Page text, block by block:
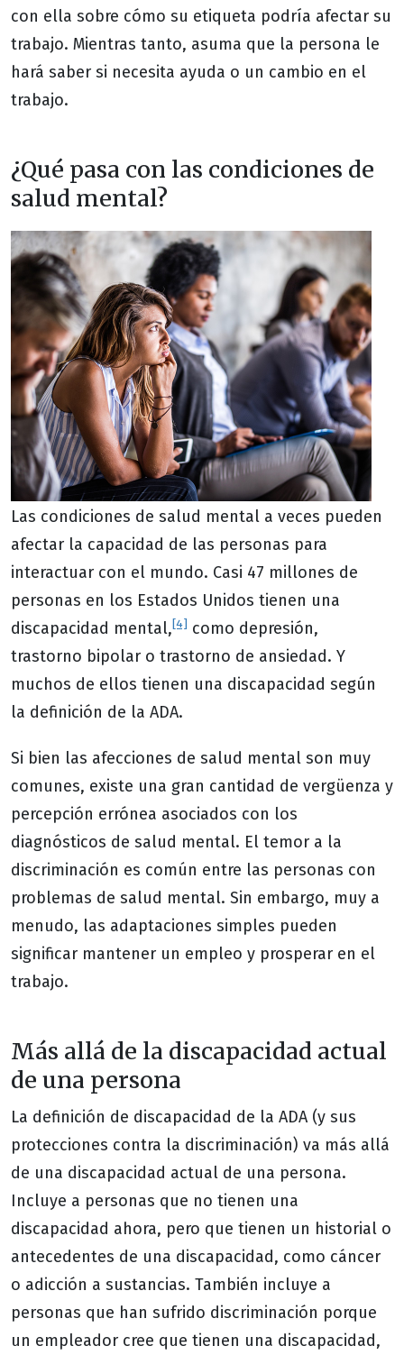
con ella sobre cómo su etiqueta podría afectar su
trabajo. Mientras tanto, asuma que la persona le
hará saber si necesita ayuda o un cambio en el
trabajo.
¿Qué pasa con las condiciones de
salud mental?
Las condiciones de salud mental a veces pueden
afectar la capacidad de las personas para
interactuar con el mundo. Casi 47 millones de
personas en los Estados Unidos tienen una
discapacidad mental,[4] como depresión,
trastorno bipolar o trastorno de ansiedad. Y
muchos de ellos tienen una discapacidad según
la definición de la ADA.
Si bien las afecciones de salud mental son muy
comunes, existe una gran cantidad de vergüenza y
percepción errónea asociados con los
diagnósticos de salud mental. El temor a la
discriminación es común entre las personas con
problemas de salud mental. Sin embargo, muy a
menudo, las adaptaciones simples pueden
significar mantener un empleo y prosperar en el
trabajo.
Más allá de la discapacidad actual
de una persona
La definición de discapacidad de la ADA (y sus
protecciones contra la discriminación) va más allá
de una discapacidad actual de una persona.
Incluye a personas que no tienen una
discapacidad ahora, pero que tienen un historial o
antecedentes de una discapacidad, como cáncer
o adicción a sustancias. También incluye a
personas que han sufrido discriminación porque
un empleador cree que tienen una discapacidad,